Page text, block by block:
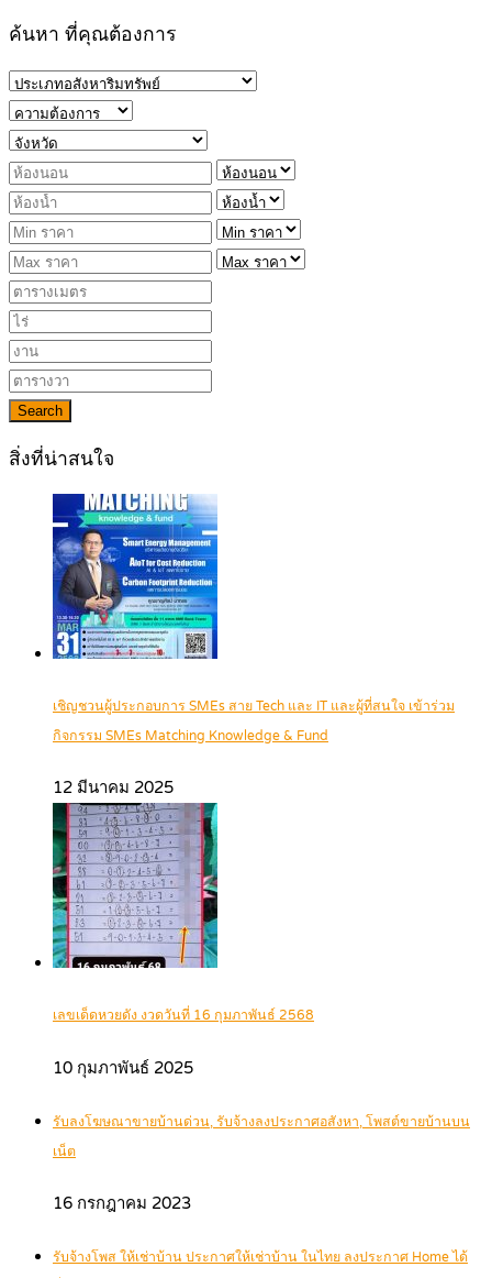
ค้นหา ที่คุณต้องการ
Search
สิ่งที่น่าสนใจ
เชิญชวนผู้ประกอบการ SMEs สาย Tech และ IT และผู้ที่สนใจ เข้าร่วม
กิจกรรม SMEs Matching Knowledge & Fund
12 มีนาคม 2025
เลขเด็ดหวยดัง งวดวันที่ 16 กุมภาพันธ์ 2568
10 กุมภาพันธ์ 2025
รับลงโฆษณาขายบ้านด่วน, รับจ้างลงประกาศอสังหา, โพสต์ขายบ้านบน
เน็ต
16 กรกฎาคม 2023
รับจ้างโพส ให้เช่าบ้าน ประกาศให้เช่าบ้าน ในไทย ลงประกาศ Home ได้